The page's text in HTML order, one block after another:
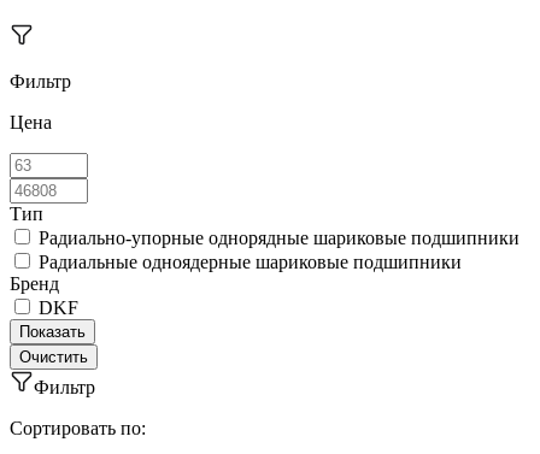
Фильтр
Цена
Тип
Радиально-упорные однорядные шариковые подшипники
Радиальные одноядерные шариковые подшипники
Бренд
DKF
Фильтр
Сортировать по: